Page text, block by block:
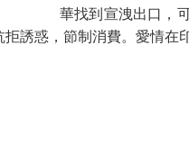
華找到宣洩出口，
誘惑，節制消費。愛情在